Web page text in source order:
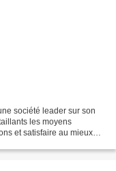
société leader sur son
les moyens
et satisfaire au mieux